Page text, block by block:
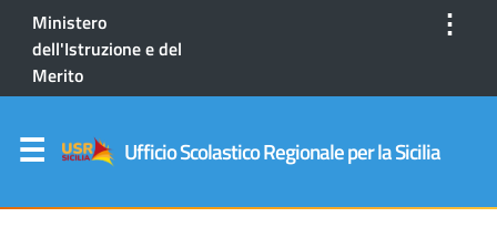
Ministero
dell'Istruzione e del
Merito
⋮
Ufficio Scolastico Regionale per la Sicilia